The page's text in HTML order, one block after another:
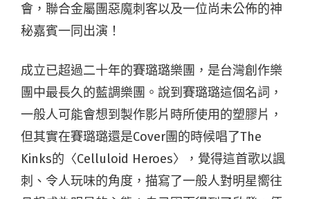
會，聯合金屬團惡魔刺客以及一位尚未公佈的神
秘嘉賓一同出演！
成立已超過二十年的賽璐璐樂團，是台灣創作樂
團中最長久的藍調樂團。說到賽璐璐這個名詞，
一般人可能會想到製作影片時所使用的塑膠片，
但其實在賽璐璐還是Cover團的時候唱了The
Kinks的〈Celluloid Heroes〉，覺得這首歌以諷
刺、令人玩味的角度，描寫了一般人對明星嚮往